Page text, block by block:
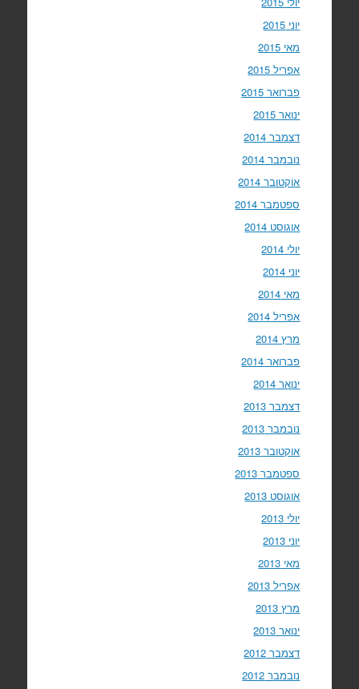
יוני 2015
מאי 2015
אפריל 2015
פברואר 2015
ינואר 2015
דצמבר 2014
נובמבר 2014
אוקטובר 2014
ספטמבר 2014
אוגוסט 2014
יולי 2014
יוני 2014
מאי 2014
אפריל 2014
מרץ 2014
פברואר 2014
ינואר 2014
דצמבר 2013
נובמבר 2013
אוקטובר 2013
ספטמבר 2013
אוגוסט 2013
יולי 2013
יוני 2013
מאי 2013
אפריל 2013
מרץ 2013
ינואר 2013
דצמבר 2012
נובמבר 2012